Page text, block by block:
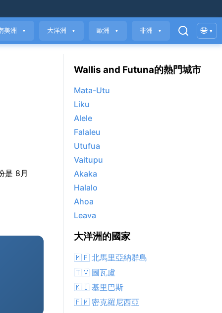
美洲 ▼ 大洋洲 ▼ 歐洲 ▼ 非洲 ▼ 🌐 ▾
是 8月
Wallis and Futuna的熱門城市
Mata-Utu
Liku
Alele
Falaleu
Utufua
Vaitupu
Akaka
Halalo
Ahoa
Leava
大洋洲的國家
🇲🇵 北馬里亞納群島
🇹🇻 圖瓦盧
🇰🇮 基里巴斯
🇫🇲 密克羅尼西亞